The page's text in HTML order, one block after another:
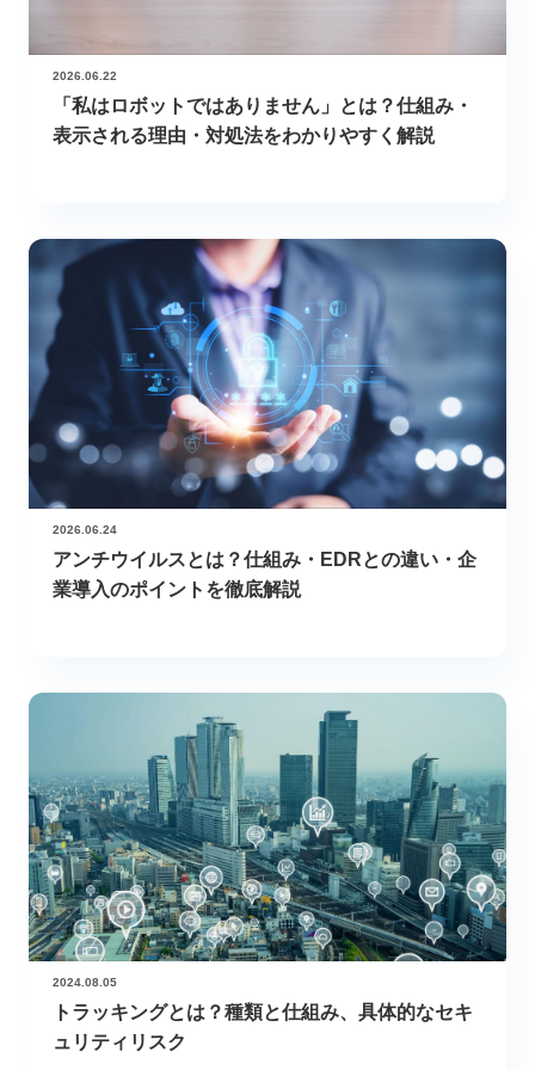
2026.06.22
「私はロボットではありません」とは？仕組み・
表示される理由・対処法をわかりやすく解説
2026.06.24
アンチウイルスとは？仕組み・EDRとの違い・企
業導入のポイントを徹底解説
2024.08.05
トラッキングとは？種類と仕組み、具体的なセキ
ュリティリスク